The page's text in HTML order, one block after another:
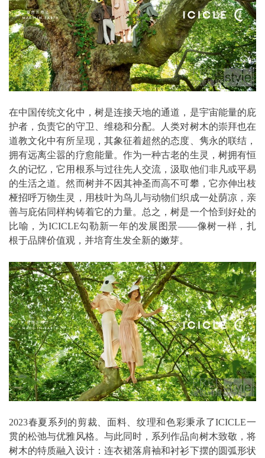
在中国传统文化中，树是连接天地的通道，是宇宙能量的庇
护者，负责它的守卫、维稳和分配。人类对树木的崇拜也在
道教文化中有所呈现，其象征着超然的态度、隽永的联结，
拥有远离尘嚣的疗愈能量。作为一种古老的生灵，树拥有恒
久的记忆，它用根系与过往先人交流，汲取他们非凡或平易
的生活之道。然而树并不因其神圣而高不可攀，它亦伸出枝
桠招呼万物生灵，用枝叶为鸟儿与动物们织成一处荫凉，亲
善与庇佑同样构铸着它的力量。总之，树是一个恰到好处的
比喻，为ICICLE勾勒新一年的发展图景――像树一样，扎
根于品牌价值观，并培育生发全新的嫩芽。
2023春夏系列的剪裁、面料、纹理和色彩秉承了ICICLE一
贯的松弛与优雅风格。与此同时，系列作品向树木致敬，将
树木的特质融入设计：连衣裙落肩袖和衬衫下摆的圆弧形状